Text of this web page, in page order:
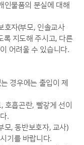
인물품의 분실에 대해
호자(부모, 인솔교사
록 지도해 주시고, 다른
어려울 수 있습니다.
경우에는 출입이 제
흡곤란, 빨갛게 선이
.
모, 동반보호자, 교사)
기를 바랍니다.